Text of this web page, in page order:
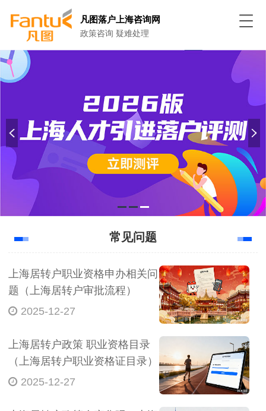
凡图落户上海咨询网
政策咨询 疑难处理
常见问题
上海居转户职业资格申办相关问
题（上海居转户审批流程）
2025-12-27
上海居转户政策 职业资格目录
（上海居转户职业资格证目录）
2025-12-27